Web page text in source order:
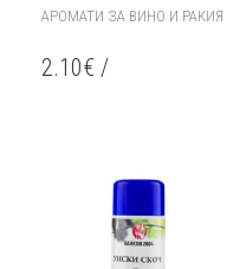
АРОМАТИ ЗА ВИНО И РАКИЯ
2.10€ /